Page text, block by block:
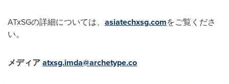
ATxSGの詳細については、 asiatechxsg.comをご覧くださ
い。
メディアatxsg.imda@archetype.co